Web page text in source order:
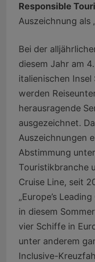
Responsible
Auszeichnung als
Bei der
diesem Jahr am
italienischen
werden
herausragende
ausgezeichnet.
Auszeichnungen
Abstimmung
Touristikbranche
Cruise Line, seit
„Europe’s
in diesem
vier Schiffe in
unter anderem
Inclusive-